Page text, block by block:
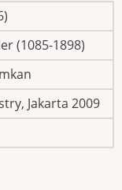
(1085-1898)
Jakarta 2009